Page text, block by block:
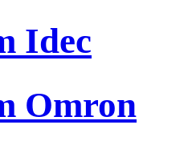
Idec
Omron